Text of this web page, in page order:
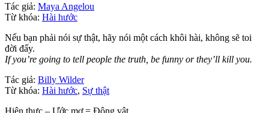
Tác giả: Maya Angelou
Từ khóa: Hài hước
Nếu bạn phải nói sự thật, hãy nói một cách khôi hài, không sẽ toi
đời đấy.
If you’re going to tell people the truth, be funny or they’ll kill you.
Tác giả: Billy Wilder
Từ khóa: Hài hước, Sự thật
Hiện thực – Ước mơ = Động vật